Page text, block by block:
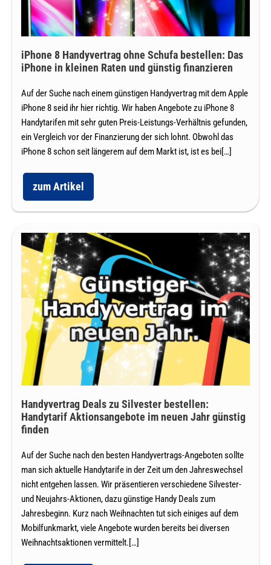
iPhone
Raten
günstig
finanzieren
iPhone 8 Handyvertrag ohne Schufa bestellen: Das
iPhone in kleinen Raten und günstig finanzieren
Auf der Suche nach einem günstigen Handyvertrag mit dem Apple
iPhone 8 seid ihr hier richtig. Wir haben Angebote zu iPhone 8
Handytarifen mit sehr guten Preis-Leistungs-Verhältnis gefunden,
ein Vergleich vor der Finanzierung der sich lohnt. Obwohl das
iPhone 8 schon seit längerem auf dem Markt ist, ist es bei[…]
zum Artikel
iPhone
8
Handyvertrag
Schufa
bestellen:
Das
iPhone
in
kleinen
Raten
und
günstig
finanzieren
Handyvertrag
Deals
zu
Silvester
bestellen:
Handytarif
Aktionsangebote
im
neuen
günstig
finden
Handyvertrag Deals zu Silvester bestellen:
Handytarif Aktionsangebote im neuen Jahr günstig
finden
Auf der Suche nach den besten Handyvertrags-Angeboten sollte
man sich aktuelle Handytarife in der Zeit um den Jahreswechsel
nicht entgehen lassen. Wir präsentieren verschiedene Silvester-
und Neujahrs-Aktionen, dazu günstige Handy Deals zum
Jahresbeginn. Kurz nach Weihnachten tut sich einiges auf dem
Mobilfunkmarkt, viele Angebote wurden bereits bei diversen
Weihnachtsaktionen vermittelt.[…]